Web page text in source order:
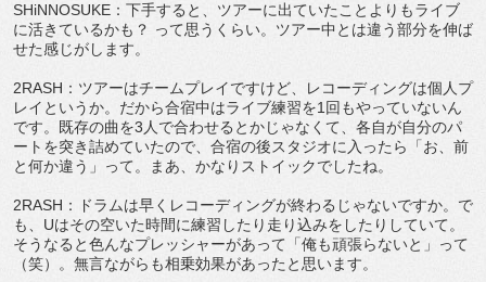
SHiNNOSUKE：下手すると、ツアーに出ていたことよりもライブ
に活きているかも？ って思うくらい。ツアー中とは違う部分を伸ば
せた感じがします。
2RASH：ツアーはチームプレイですけど、レコーディングは個人プ
レイというか。だから合宿中はライブ練習を1回もやっていないん
です。既存の曲を3人で合わせるとかじゃなくて、各自が自分のパ
ートを突き詰めていたので、合宿の後スタジオに入ったら「お、前
と何か違う」って。まあ、かなりストイックでしたね。
2RASH：ドラムは早くレコーディングが終わるじゃないですか。で
も、Uはその空いた時間に練習したり走り込みをしたりしていて。
そうなると色んなプレッシャーがあって「俺も頑張らないと」って
（笑）。無言ながらも相乗効果があったと思います。